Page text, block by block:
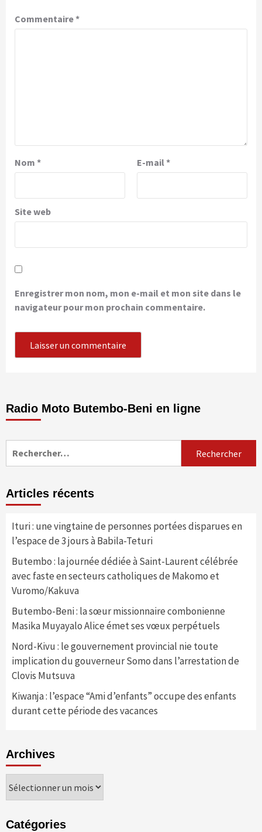
Commentaire*
Nom * E-mail*
Site web
Enregistrer mon nom, mon e-mail et mon site dans le
navigateur pour mon prochain commentaire.
Radio Moto Butembo-Beni en ligne
Articles récents
Ituri : une vingtaine de personnes portées disparues en
l’espace de 3 jours à Babila-Teturi
Butembo : la journée dédiée à Saint-Laurent célébrée
avec faste en secteurs catholiques de Makomo et
Vuromo/Kakuva
Butembo-Beni : la sœur missionnaire combonienne
Masika Muyayalo Alice émet ses vœux perpétuels
Nord-Kivu : le gouvernement provincial nie toute
implication du gouverneur Somo dans l’arrestation de
Clovis Mutsuva
Kiwanja : l’espace “Ami d’enfants” occupe des enfants
durant cette période des vacances
Archives
Archives
Catégories